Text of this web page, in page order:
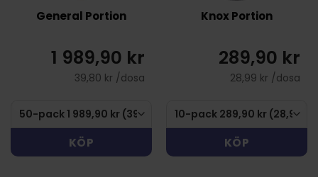
General Portion
1 989,90 kr
39,80 kr /dosa
KÖP
Knox Portion
289,90 kr
28,99 kr /dosa
KÖP